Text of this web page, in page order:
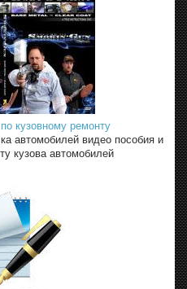
кузовному ремонту
автомобилей видео пособия и
кузова автомобилей